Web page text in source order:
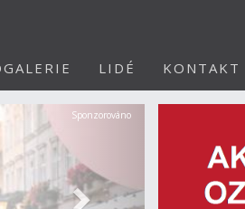
LIDÉ KONTAKT
Další
Sponzorováno